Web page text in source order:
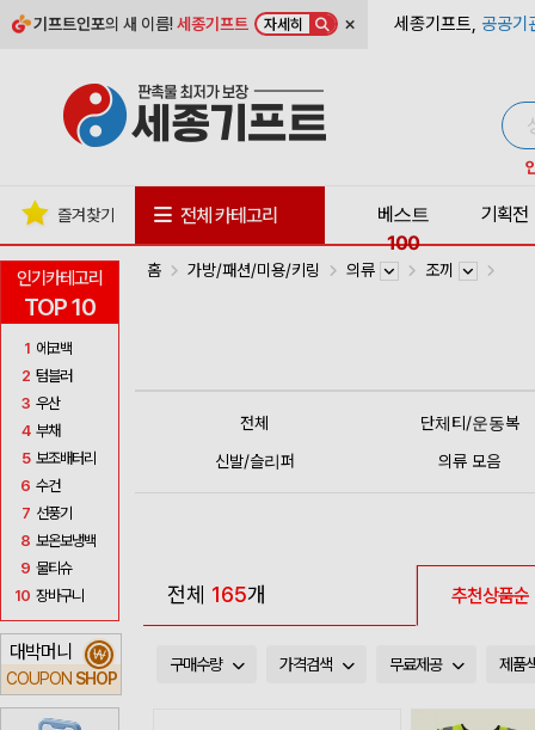
기프트인포의 새 이름!세종기프트 자세히 × 세종기프트, 공공기
인기카테고리
TOP 10
1 에코백
2 텀블러
3 우산
4 부채
5 보조배터리
6 수건
7 선풍기
8 보온보냉백
9 물티슈
10 장바구니
대박머니
COUPON SHOP
₩
즐겨찾기 전체 카테고리
베스트
100
기획전
홈 가방/패션/미용/키링 의류 조끼
전체
단체티/운동복
신발/슬리퍼
의류 모음
전체 165개 추천상품순
구매수량 가격검색 무료제공 제품